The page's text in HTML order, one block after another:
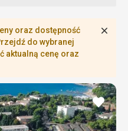
zwiedzać, korzystać z
wybrać się doprzepięknych
do podziwiania przyrody z
w dużych miastach, jak
się szczególną
Adriatyk sprzyja
które nadal mocno
się na nieco
oraz dostępność
do wybranej
aktualną cenę oraz
dodaj
do